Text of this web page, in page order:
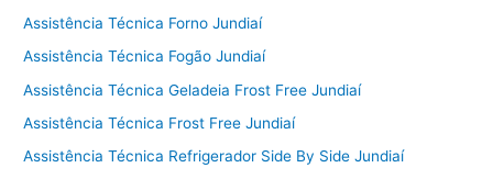
Assistência Técnica Forno Jundiaí
Assistência Técnica Fogão Jundiaí
Assistência Técnica Geladeia Frost Free Jundiaí
Assistência Técnica Frost Free Jundiaí
Assistência Técnica Refrigerador Side By Side Jundiaí